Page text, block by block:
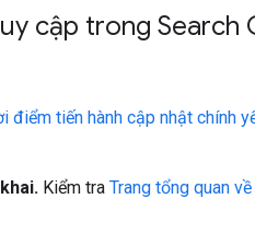
cập trong Search
điểm tiến hành cập nhật chính
Kiểm tra Trang tổng quan